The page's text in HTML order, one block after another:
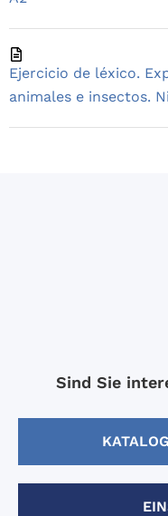
Ejercicio de léxico.
animales e insectos.
Sind Sie